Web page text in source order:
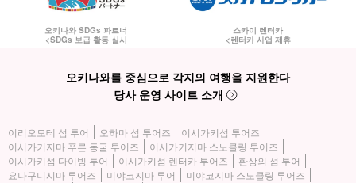
오키나와 SDGs 파트너
<SDGs 보급 활동 실시
스카이 렌터카
<렌터카 사업 제휴
오키나와를 중심으로 각지의 여행을 지원한다
당사 운영 사이트 소개
이리오모테 섬 투어 오하마 섬 투어즈
이시가키섬 투어즈
이시가키지마 푸른 동굴 투어즈
이시가키지마 스노클링 투어즈
이시가키섬 다이빙 투어
이시가키섬 렌터카 투어즈
환상의 섬 투어
요나구니시마 투어즈
미야코지마 투어
미야코지마 스노클링 투어즈